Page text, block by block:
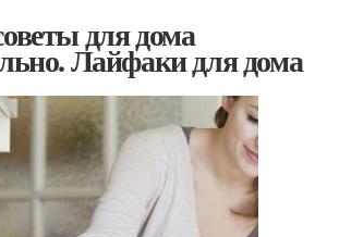
для дома
Лайфаки для дома